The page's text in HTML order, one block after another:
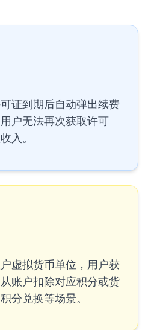
证到期后自动弹出续费
户无法再次获取许可
入。
虚拟货币单位，用户获
账户扣除对应积分或货
分兑换等场景。